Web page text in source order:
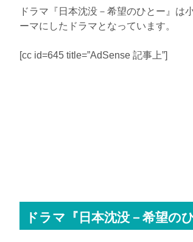
ドラマ『日本沈没－希望のひとー』は
ーマにしたドラマとなっています。
[cc id=645 title=”AdSense 記事上”]
ドラマ『日本沈没－希望の